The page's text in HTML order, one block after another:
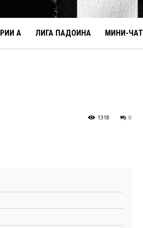
А ЛИГА ПАДОИНА МИНИ-ЧАТ
0
1318